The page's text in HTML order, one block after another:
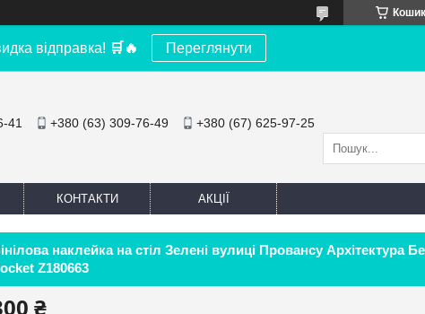
Кошик
відправка! 🛒 🔥 Переглянути
41 +380 (63) 309-76-49 +380 (67) 625-97-25
КОНТАКТИ АКЦІЇ
наклейка на стіл Зелені вулиці Провансу Архітектура
Z180663
₴